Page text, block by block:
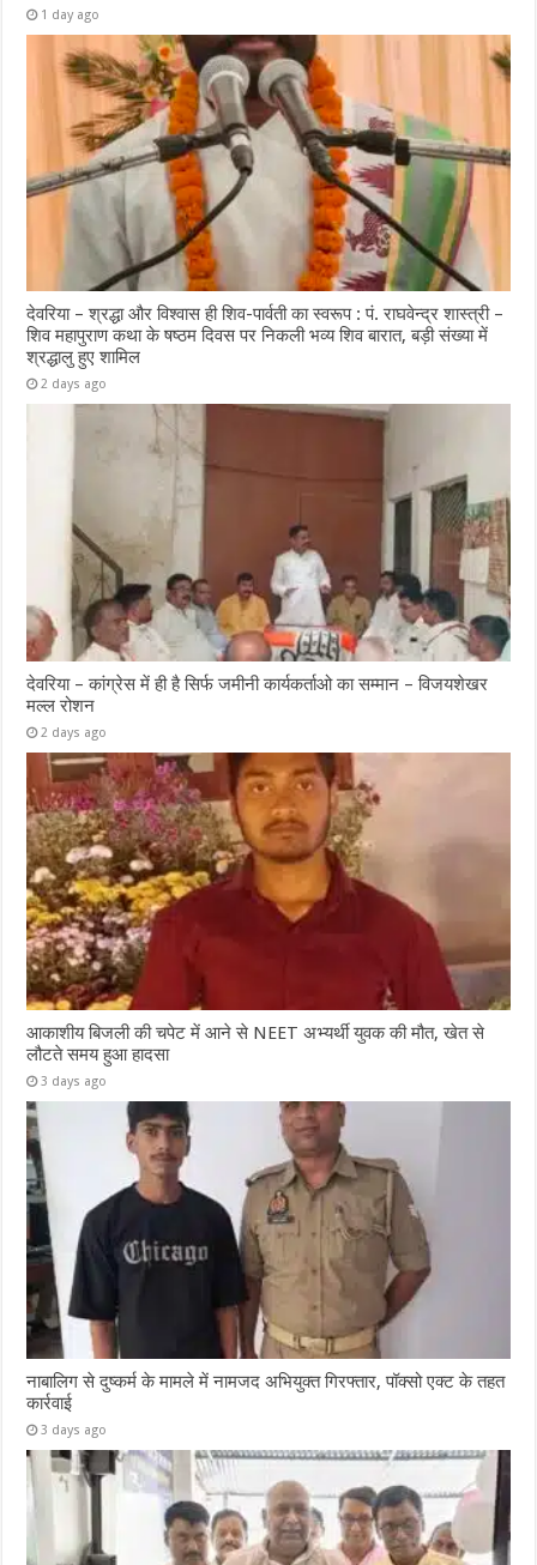
1 day ago
देवरिया – श्रद्धा और विश्वास ही शिव-पार्वती का स्वरूप : पं. राघवेन्द्र शास्त्री –
शिव महापुराण कथा के षष्ठम दिवस पर निकली भव्य शिव बारात, बड़ी संख्या में
श्रद्धालु हुए शामिल
2 days ago
देवरिया – कांग्रेस में ही है सिर्फ जमीनी कार्यकर्ताओ का सम्मान – विजयशेखर
मल्ल रोशन
2 days ago
आकाशीय बिजली की चपेट में आने से NEET अभ्यर्थी युवक की मौत, खेत से
लौटते समय हुआ हादसा
3 days ago
नाबालिग से दुष्कर्म के मामले में नामजद अभियुक्त गिरफ्तार, पॉक्सो एक्ट के तहत
कार्रवाई
3 days ago